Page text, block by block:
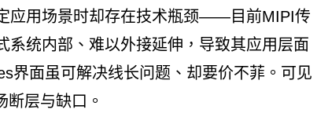
应用场景时却存在技术瓶颈——目前MIPI传
系统内部、难以外接延伸，导致其应用层面
界面虽可解决线长问题、却要价不菲。可见
层与缺口。